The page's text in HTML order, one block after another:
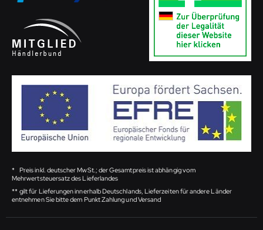
* Preis inkl. deutscher MwSt.; der Gesamtpreis ist abhängig vom
Mehrwertsteuersatz des Lieferlandes
** gilt für Lieferungen innerhalb Deutschlands, Lieferzeiten für andere Länder
entnehmen Sie bitte dem Punkt Zahlung und Versand